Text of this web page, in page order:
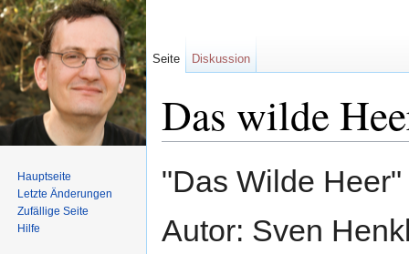
Das wilde
"Das Wilde Heer"
Autor: Sven
Seite Diskussion
Hauptseite
Letzte Änderungen
Zufällige Seite
Hilfe